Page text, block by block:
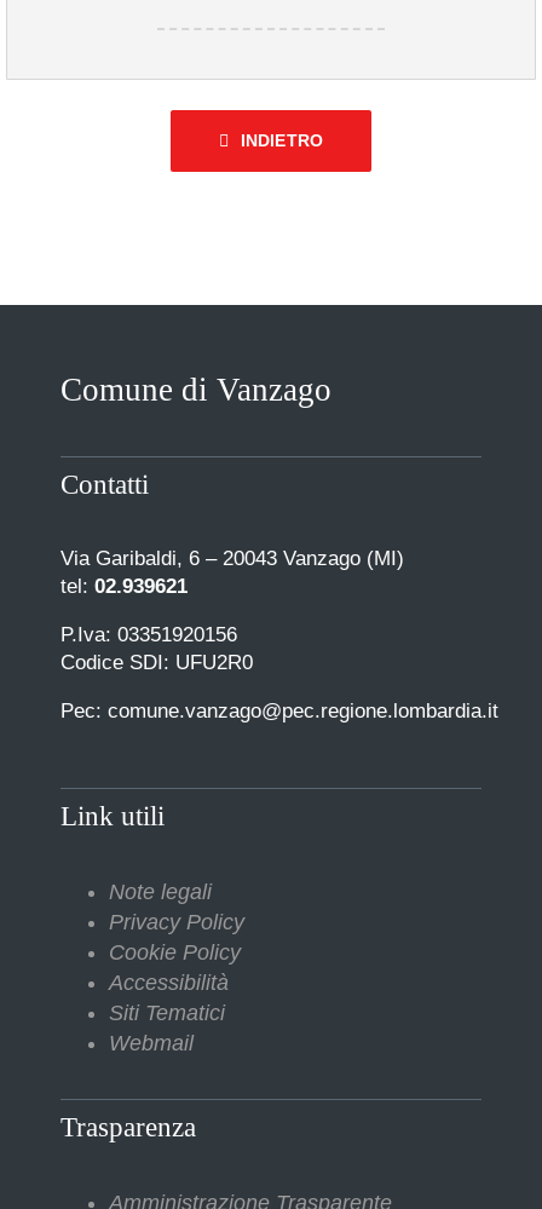
INDIETRO
Comune di Vanzago
Contatti
Via Garibaldi, 6 – 20043 Vanzago (MI)
tel: 02.939621
P.Iva: 03351920156
Codice SDI: UFU2R0
Pec: comune.vanzago@pec.regione.lombardia.it
Link utili
Note legali
Privacy Policy
Cookie Policy
Accessibilità
Siti Tematici
Webmail
Trasparenza
Amministrazione Trasparente